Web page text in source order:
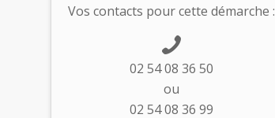
Vos contacts pour cette démarche :
02 54 08 36 50
ou
02 54 08 36 99